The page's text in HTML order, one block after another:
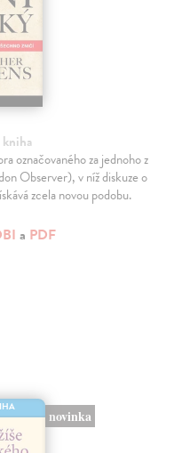
označovaného za jednoho z
Observer), v níž diskuze o
zcela novou podobu.
a PDF
novinka